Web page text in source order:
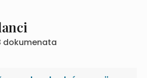
dokumenata